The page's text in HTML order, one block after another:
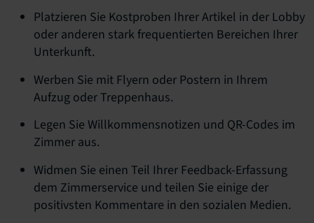
Platzieren Sie Kostproben Ihrer Artikel in der Lobby
oder anderen stark frequentierten Bereichen Ihrer
Unterkunft.
Werben Sie mit Flyern oder Postern in Ihrem
Aufzug oder Treppenhaus.
Legen Sie Willkommensnotizen und QR-Codes im
Zimmer aus.
Widmen Sie einen Teil Ihrer Feedback-Erfassung
dem Zimmerservice und teilen Sie einige der
positivsten Kommentare in den sozialen Medien.